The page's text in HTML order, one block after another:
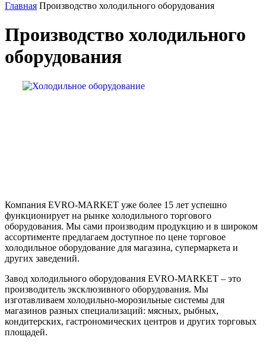
Главная Производство холодильного оборудования
Производство холодильного
оборудования
Компания EVRO-MARKET уже более 15 лет успешно
функционирует на рынке холодильного торгового
оборудования. Мы сами производим продукцию и в широком
ассортименте предлагаем доступное по цене торговое
холодильное оборудование для магазина, супермаркета и
других заведений.
Завод холодильного оборудования EVRO-MARKET – это
производитель эксклюзивного оборудования. Мы
изготавливаем холодильно-морозильные системы для
магазинов разных специализаций: мясных, рыбных,
кондитерских, гастрономических центров и других торговых
площадей.